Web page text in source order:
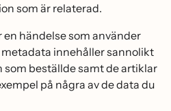
som är relaterad.
en händelse som använder
innehåller sannolikt
beställde samt de artiklar
på några av de data du